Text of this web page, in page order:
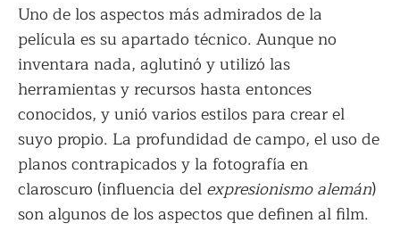
Uno de los aspectos más admirados de la
película es su apartado técnico. Aunque no
inventara nada, aglutinó y utilizó las
herramientas y recursos hasta entonces
conocidos, y unió varios estilos para crear el
suyo propio. La profundidad de campo, el uso de
planos contrapicados y la fotografía en
claroscuro (influencia del expresionismo alemán)
son algunos de los aspectos que definen al film.